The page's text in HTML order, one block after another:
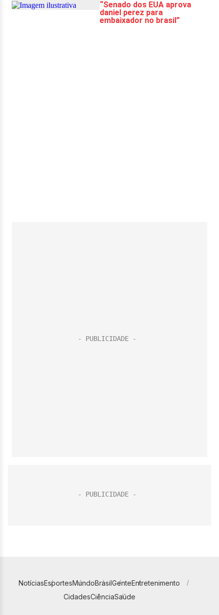
NotíciasEsportesMundoBrasilGenteEntretenimento
CidadesCiênciaSaúde